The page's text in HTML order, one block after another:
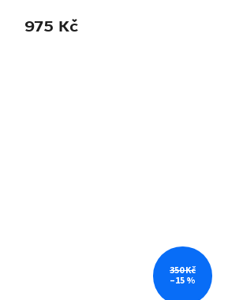
975 Kč
350 Kč
–15 %